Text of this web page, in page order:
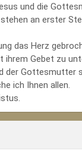
und die
an erster
das Herz
ihrem Gebet zu
der Gottesmutter
ich Ihnen allen.